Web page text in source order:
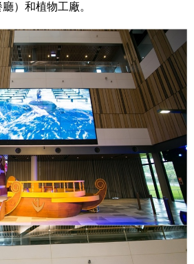
）和植物工廠。